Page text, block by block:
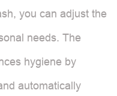
you can adjust the
needs. The
hygiene by
automatically